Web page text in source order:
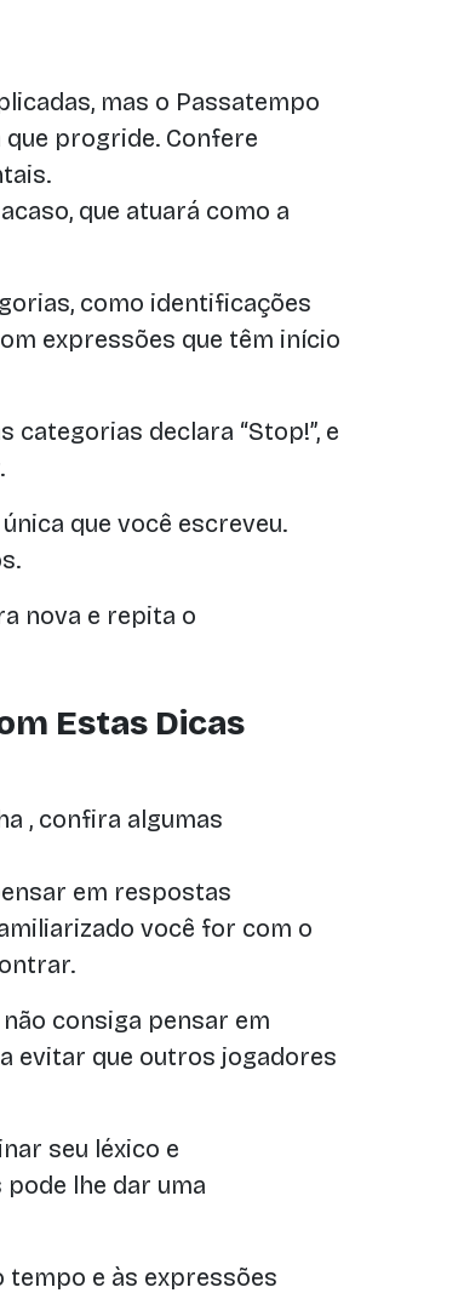
mas o Passatempo
progride. Confere
que atuará como a
como identificações
expressões que têm início
declara “Stop!”, e
que você escreveu.
nova e repita o
Estas Dicas
, confira algumas
em respostas
você for com o
consiga pensar em
evitar que outros jogadores
seu léxico e
lhe dar uma
tempo e às expressões